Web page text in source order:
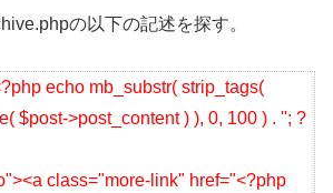
の以下の記述を探す。
echo mb_substr( strip_tags(
$post->post_content ) ), 0, 100 ) . ''; ?
class="more-link" href="<?php